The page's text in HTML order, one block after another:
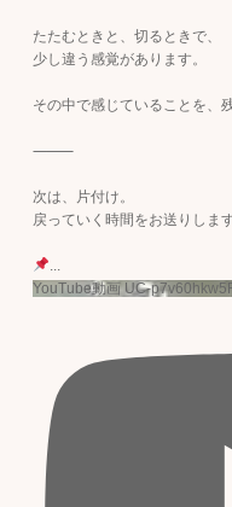
たたむときと、切るときで、
少し違う感覚があります。
その中で感じていることを、
⸻
次は、片付け。
戻っていく時間をお送りします
...
YouTube動画 UC-